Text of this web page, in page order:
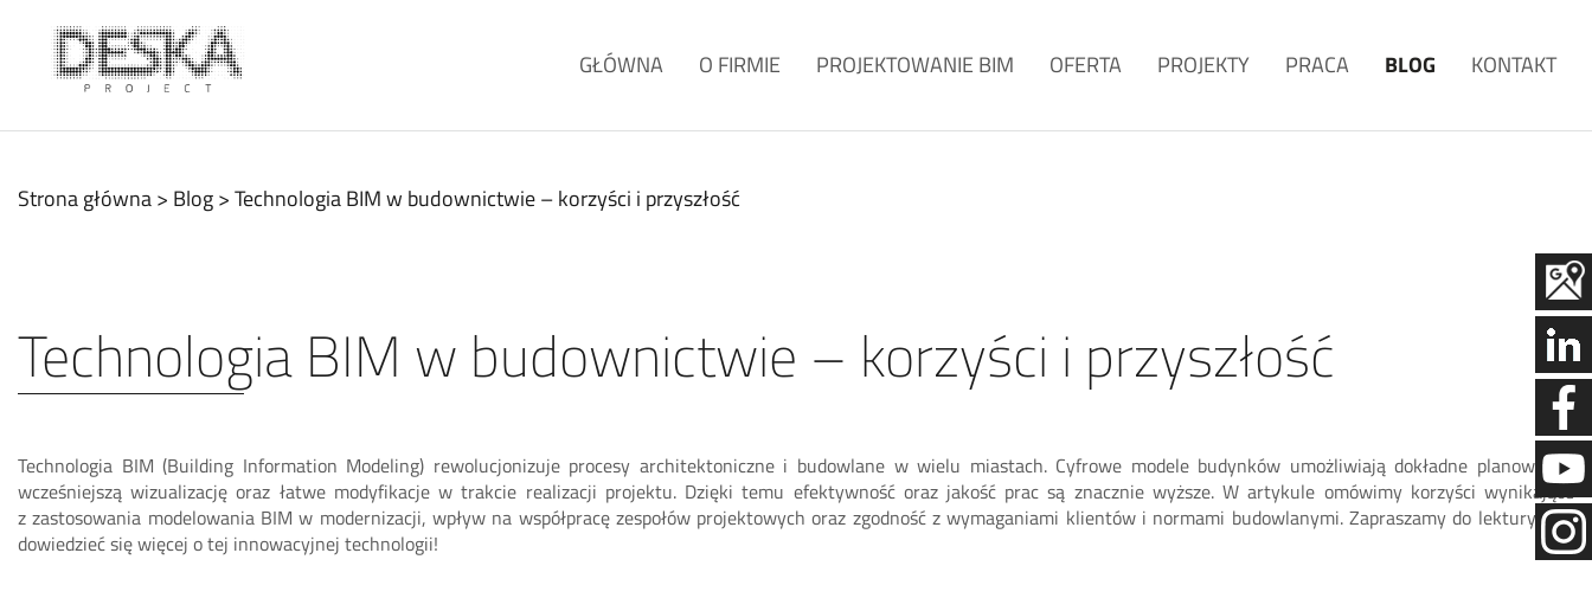
GŁÓWNA O FIRMIE PROJEKTOWANIE BIM OFERTA PROJEKTY PRACA BLOG KONTAKT
Strona główna> Blog>Technologia BIM w budownictwie – korzyści i przyszłość
Technologia BIM w budownictwie – korzyści i przyszłość
Technologia BIM (Building Information Modeling) rewolucjonizuje procesy architektoniczne i budowlane w wielu miastach. Cyfrowe modele budynków umożliwiają dokładne planowanie,
wcześniejszą wizualizację oraz łatwe modyfikacje w trakcie realizacji projektu. Dzięki temu efektywność oraz jakość prac są znacznie wyższe. W artykule omówimy korzyści wynikające
z zastosowania modelowania BIM w modernizacji, wpływ na współpracę zespołów projektowych oraz zgodność z wymaganiami klientów i normami budowlanymi. Zapraszamy do lektury, aby
dowiedzieć się więcej o tej innowacyjnej technologii!